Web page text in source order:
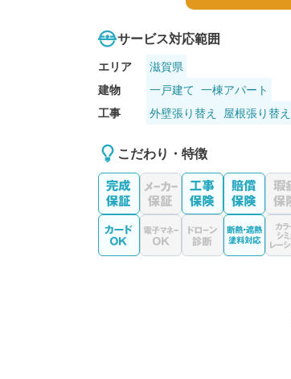
サービス対応範囲
エリア
滋賀県
建物
一戸建て 一棟アパート
工事
外壁張り替え 屋根張り替え
こだわり・特徴